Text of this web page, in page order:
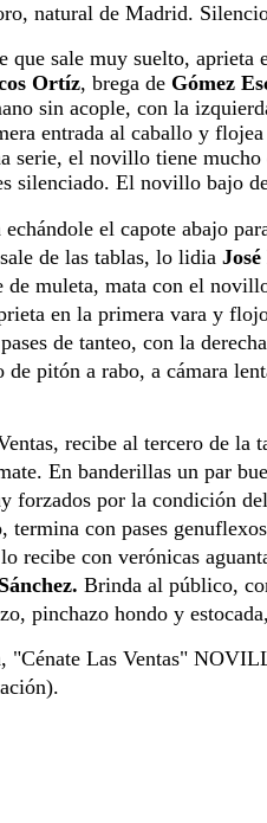
natural de Madrid.
sale muy suelto, aprieta
Ortíz, brega de Gómez
sin acople, con la
entrada al caballo y
serie, el novillo tiene
silenciado. El novillo bajo
el capote abajo
de las tablas, lo lidia
muleta, mata con el
de tanteo, con la
de pitón a rabo, a cámara
recibe al tercero de
En banderillas un par
forzados por la condición
con pases
Brinda al público,
pinchazo hondo y
"Cénate Las Ventas"